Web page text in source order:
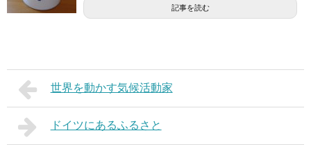
記事を読む
世界を動かす気候活動家
ドイツにあるふるさと